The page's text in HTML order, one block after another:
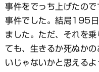
事件をでっち上げたの
事件でした。結局195日
ました。ただ、それを
ても、生きるか死ぬか
いじゃないかと思える